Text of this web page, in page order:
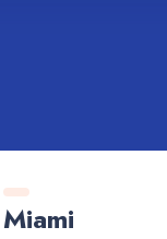
Miami